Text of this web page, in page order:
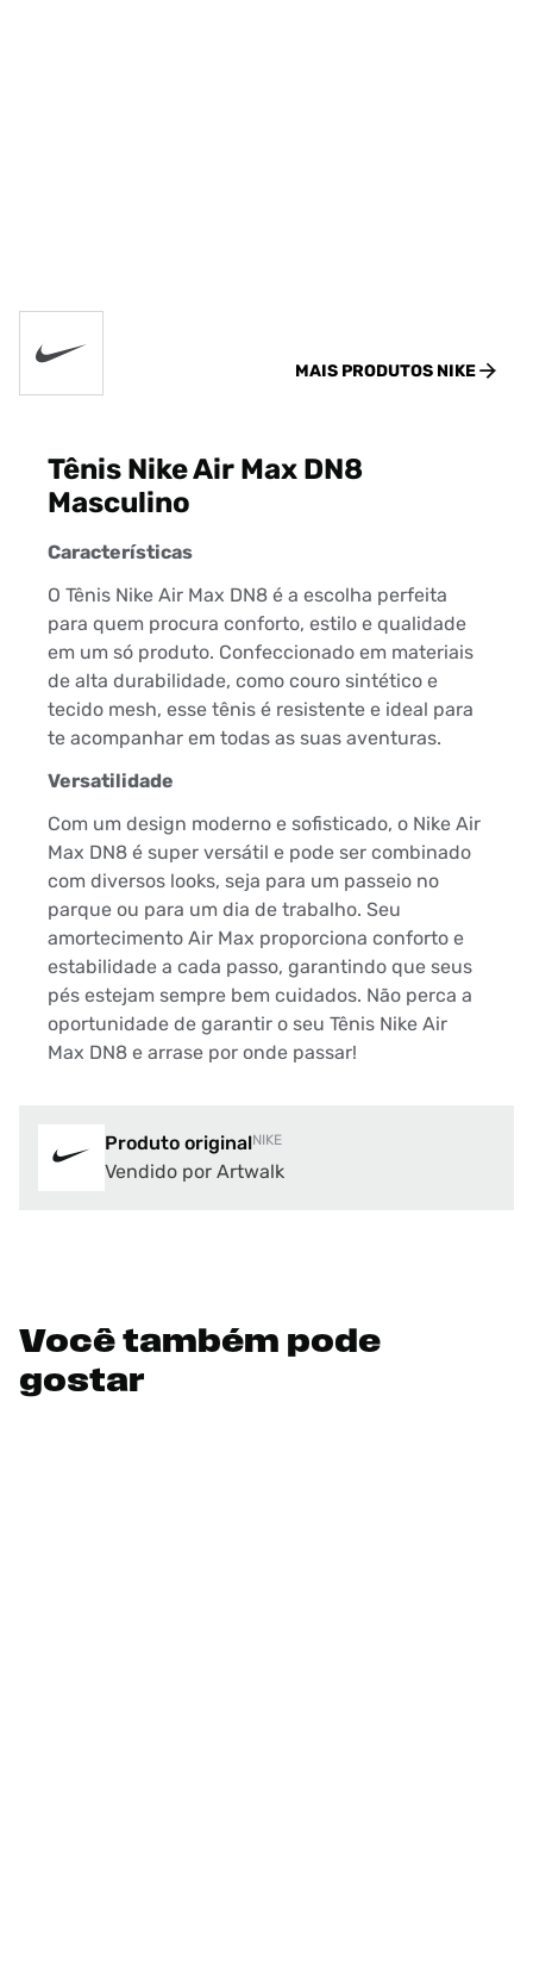
MAIS PRODUTOS NIKE
Tênis Nike Air Max DN8
Masculino
Características
O Tênis Nike Air Max DN8 é a escolha perfeita
para quem procura conforto, estilo e qualidade
em um só produto. Confeccionado em materiais
de alta durabilidade, como couro sintético e
tecido mesh, esse tênis é resistente e ideal para
te acompanhar em todas as suas aventuras.
Versatilidade
Com um design moderno e sofisticado, o Nike Air
Max DN8 é super versátil e pode ser combinado
com diversos looks, seja para um passeio no
parque ou para um dia de trabalho. Seu
amortecimento Air Max proporciona conforto e
estabilidade a cada passo, garantindo que seus
pés estejam sempre bem cuidados. Não perca a
oportunidade de garantir o seu Tênis Nike Air
Max DN8 e arrase por onde passar!
Produto originalNIKE
Vendido por Artwalk
Você também pode
gostar